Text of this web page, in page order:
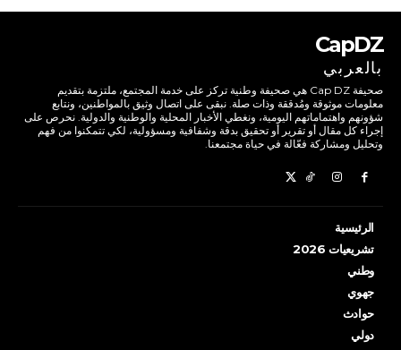
CapDZ
بالعربي
صحيفة Cap DZ هي صحيفة وطنية تركز على خدمة المجتمع، ملتزمة بتقديم
معلومات موثوقة ومُدققة وذات صلة. نبقى على اتصال وثيق بالمواطنين، ونتابع
شؤونهم واهتماماتهم اليومية، ونغطي الأخبار المحلية والوطنية والدولية. نحرص على
إجراء كل مقال أو تقرير أو تحقيق بدقة وشفافية ومسؤولية، لكي تتمكنوا من فهم
وتحليل ومشاركة فعّالة في حياة مجتمعنا.
الرئيسية
تشريعيات 2026
وطني
جهوي
حوادث
دولي